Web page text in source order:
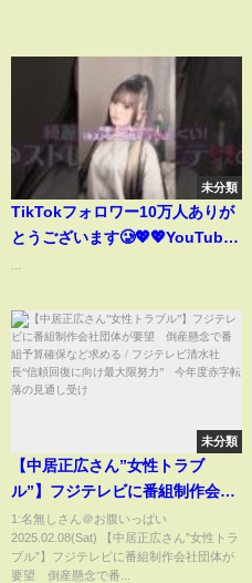
未分類
TikTokフォロワー10万人ありが
とうございます🥲💖💖YouTube
ングヘア #ポニーテール
未分類
【中居正広さん”女性トラブ
ル”】フジテレビに番組制作会社
団体が要望 倒産懸念で番組予
算確保など求める / フジテレビ清
水社長“信頼回復に向け最大限努
1:名無しさん＠お腹いっぱい
2025.02.08(Sat) 【中居正広さん”女性トラ
ブル”】フジテレビに番組制作会社団体が
要望 倒産懸念で番...